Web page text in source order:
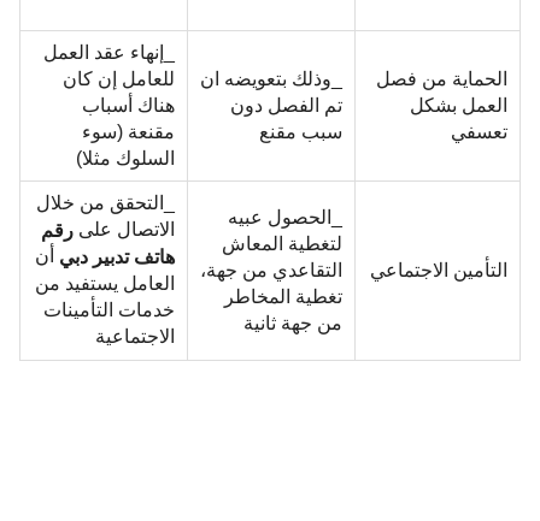
الحماية من فصل
العمل بشكل
تعسفي
_وذلك بتعويضه ان
تم الفصل دون
سبب مقنع
_إنهاء عقد العمل
للعامل إن كان
هناك أسباب
مقنعة (سوء
السلوك مثلا)
التأمين الاجتماعي
_الحصول عبيه
لتغطية المعاش
التقاعدي من جهة،
تغطية المخاطر
من جهة ثانية
_التحقق من خلال
الاتصال على رقم
هاتف تدبير دبي أن
العامل يستفيد من
خدمات التأمينات
الاجتماعية